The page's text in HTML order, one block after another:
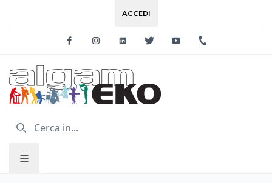
ACCEDI
FacebookInstagramLinkedinTwitter Youtube